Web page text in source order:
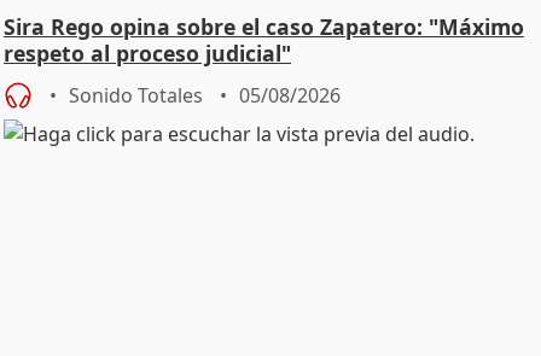
Sira Rego opina sobre el caso Zapatero: "Máximo
respeto al proceso judicial"
Sonido Totales 05/08/2026